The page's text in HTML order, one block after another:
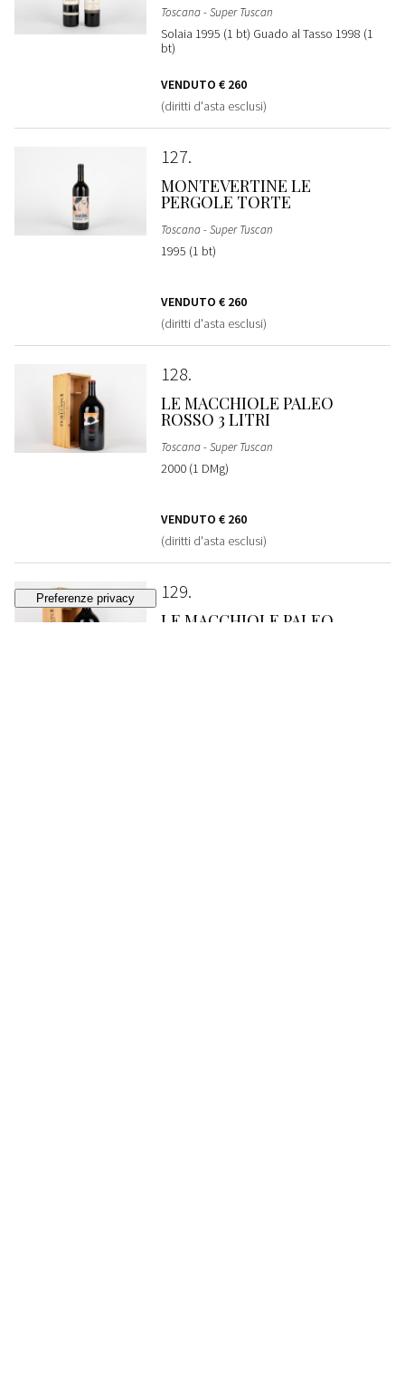
Toscana - Super Tuscan
Solaia 1995 (1 bt) Guado al Tasso 1998 (1
bt)
VENDUTO € 260
(diritti d'asta esclusi)
127
MONTEVERTINE LE
PERGOLE TORTE
Toscana - Super Tuscan
1995 (1 bt)
VENDUTO € 260
(diritti d'asta esclusi)
128
LE MACCHIOLE PALEO
ROSSO 3 LITRI
Toscana - Super Tuscan
2000 (1 DMg)
VENDUTO € 260
(diritti d'asta esclusi)
129
LE MACCHIOLE PALEO